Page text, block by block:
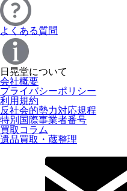
よくある質問
日晃堂について
会社概要
プライバシーポリシー
利用規約
反社会的勢力対応規程
特別国際事業者番号
買取コラム
遺品買取・蔵整理